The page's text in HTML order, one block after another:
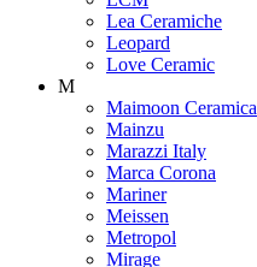
Lea Ceramiche
Leopard
Love Ceramic
M
Maimoon Ceramica
Mainzu
Marazzi Italy
Marca Corona
Mariner
Meissen
Metropol
Mirage